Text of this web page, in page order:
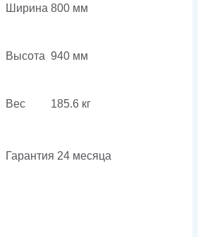
Ширина 800 мм
Высота 940 мм
Вес 185.6 кг
Гарантия 24 месяца